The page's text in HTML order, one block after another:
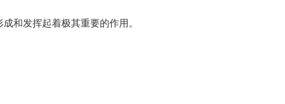
和发挥起着极其重要的作用。